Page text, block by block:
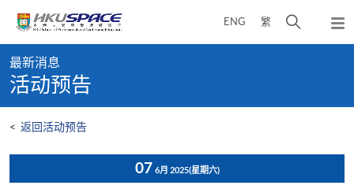
content
ENG 繁
开
弹
出
content
start
最新消息
活动预告
< 返回活动预告
07 6月 2025(星期六)